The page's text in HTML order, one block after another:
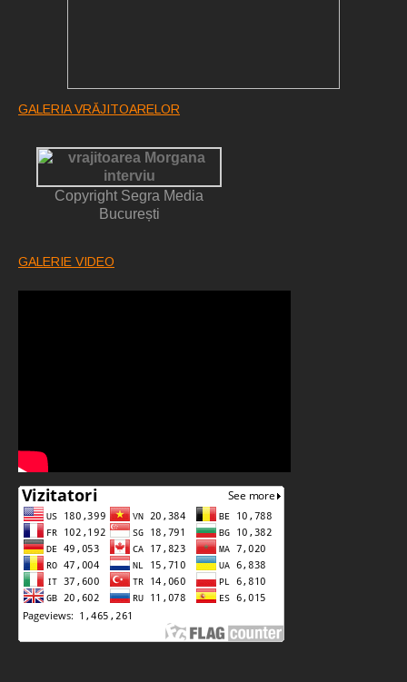
GALERIA VRĂJITOARELOR
Copyright Segra Media
București
GALERIE VIDEO